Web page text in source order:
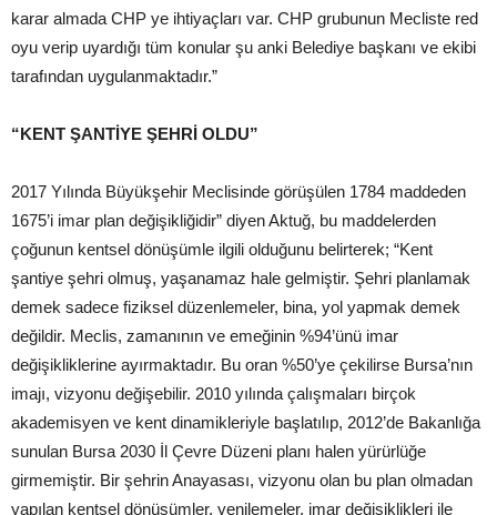
karar almada CHP ye ihtiyaçları var. CHP grubunun Mecliste red
oyu verip uyardığı tüm konular şu anki Belediye başkanı ve ekibi
tarafından uygulanmaktadır.”
“KENT ŞANTİYE ŞEHRİ OLDU”
2017 Yılında Büyükşehir Meclisinde görüşülen 1784 maddeden
1675’i imar plan değişikliğidir” diyen Aktuğ, bu maddelerden
çoğunun kentsel dönüşümle ilgili olduğunu belirterek; “Kent
şantiye şehri olmuş, yaşanamaz hale gelmiştir. Şehri planlamak
demek sadece fiziksel düzenlemeler, bina, yol yapmak demek
değildir. Meclis, zamanının ve emeğinin %94’ünü imar
değişikliklerine ayırmaktadır. Bu oran %50’ye çekilirse Bursa’nın
imajı, vizyonu değişebilir. 2010 yılında çalışmaları birçok
akademisyen ve kent dinamikleriyle başlatılıp, 2012’de Bakanlığa
sunulan Bursa 2030 İl Çevre Düzeni planı halen yürürlüğe
girmemiştir. Bir şehrin Anayasası, vizyonu olan bu plan olmadan
yapılan kentsel dönüşümler, yenilemeler, imar değişiklikleri ile